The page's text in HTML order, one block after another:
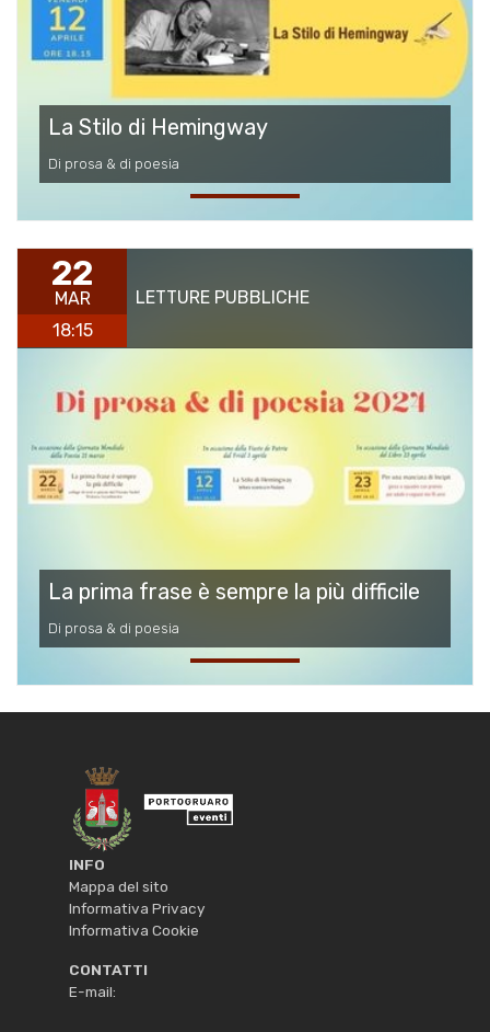
La Stilo di Hemingway
Di prosa & di poesia
22
MAR
18:15
LETTURE PUBBLICHE
La prima frase è sempre la più difficile
Di prosa & di poesia
INFO
Mappa del sito
Informativa Privacy
Informativa Cookie
CONTATTI
E-mail: